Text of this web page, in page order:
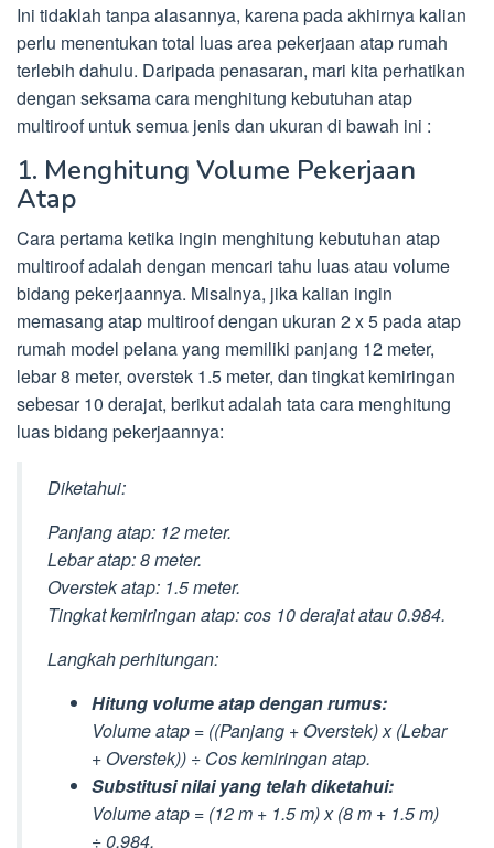
Ini tidaklah tanpa alasannya, karena pada akhirnya kalian
perlu menentukan total luas area pekerjaan atap rumah
terlebih dahulu. Daripada penasaran, mari kita perhatikan
dengan seksama cara menghitung kebutuhan atap
multiroof untuk semua jenis dan ukuran di bawah ini :
1. Menghitung Volume Pekerjaan
Atap
Cara pertama ketika ingin menghitung kebutuhan atap
multiroof adalah dengan mencari tahu luas atau volume
bidang pekerjaannya. Misalnya, jika kalian ingin
memasang atap multiroof dengan ukuran 2 x 5 pada atap
rumah model pelana yang memiliki panjang 12 meter,
lebar 8 meter, overstek 1.5 meter, dan tingkat kemiringan
sebesar 10 derajat, berikut adalah tata cara menghitung
luas bidang pekerjaannya:
Diketahui:
Panjang atap: 12 meter.
Lebar atap: 8 meter.
Overstek atap: 1.5 meter.
Tingkat kemiringan atap: cos 10 derajat atau 0.984.
Langkah perhitungan:
Hitung volume atap dengan rumus:
Volume atap = ((Panjang + Overstek) x (Lebar
+ Overstek)) ÷ Cos kemiringan atap.
Substitusi nilai yang telah diketahui:
Volume atap = (12 m + 1.5 m) x (8 m + 1.5 m)
÷ 0.984.